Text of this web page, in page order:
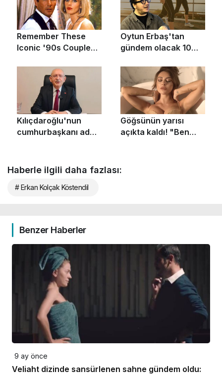
Haberle ilgili daha fazlası:
# Erkan Kolçak Köstendil
Benzer Haberler
9 ay önce
Veliaht dizinde sansürlenen sahne gündem oldu: